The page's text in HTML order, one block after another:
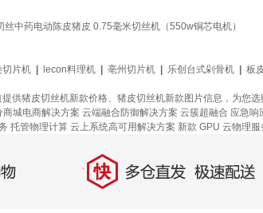
中药电动陈皮猪皮 0.75毫米切丝机（550w铜芯电机）
切片机 lecon料理机 亳州切片机 乐创台式剁骨机 板
供猪皮切丝机新款价格、猪皮切丝机新款图片信息，为您
商城电商解决方案 云端融合防御解决方案 云簇超融合 应急响
托管物理计算 云上系统高可用解决方案 新款 GPU 云物理服
快 多仓直发，极速配送